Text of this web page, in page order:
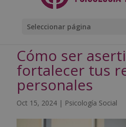
Seleccionar página
Cómo ser
fortalecer tus
personales
Oct 15, 2024| Psicología Social